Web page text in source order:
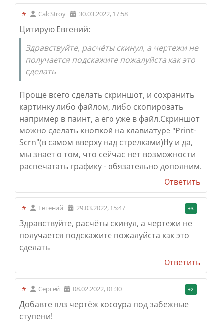
# CalcStroy 30.03.2022, 17:58
Цитирую Евгений:
Здравствуйте, расчёты скинул, а чертежи не
получается подскажите пожалуйста как это
сделать
Проще всего сделать скриншот, и сохранить
картинку либо файлом, либо скопировать
например в паинт, а его уже в файл.Скриншот
можно сделать кнопкой на клавиатуре "Print-
Scrn"(в самом вверху над стрелками)Ну и да,
мы знает о том, что сейчас нет возможности
распечатать графику - обязательно дополним.
Ответить
# Евгений 29.03.2022, 15:47 +3
Здравствуйте, расчёты скинул, а чертежи не
получается подскажите пожалуйста как это
сделать
Ответить
# Сергей 08.02.2022, 01:30 +2
Добавте плз чертёж косоура под забежные
ступени!